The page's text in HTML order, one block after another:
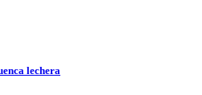
lechera